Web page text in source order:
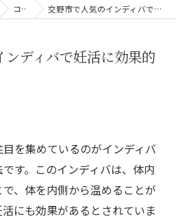
コラム 交野市で人気のインディバで妊活に効果的な体づくり
ディバで妊活に効果的
を集めているのがインディバ
す。このインディバは、体内
、体を内側から温めることが
にも効果があるとされていま